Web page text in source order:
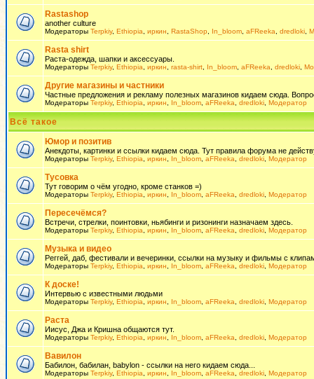
Rastashop
another culture
Модераторы Terpkiy, Ethiopia иркин RastaShop In_bloom aFReeka dredloki
Rasta shirt
Раста-одежда, шапки и аксессуары.
Модераторы Terpkiy, Ethiopia иркин rasta-shirt In_bloom aFReeka dredloki
Другие магазины и частники
Частные предложения и рекламу полезных магазинов кидаем сюда.
Модераторы Terpkiy, Ethiopia иркин In_bloom aFReeka dredloki Модератор
Всё такое
Юмор и позитив
Анекдоты, картинки и ссылки кидаем сюда. Тут правила форума не
Модераторы Terpkiy, Ethiopia иркин In_bloom aFReeka dredloki Модератор
Тусовка
Тут говорим о чём угодно, кроме станков =)
Модераторы Terpkiy, Ethiopia иркин In_bloom aFReeka dredloki Модератор
Пересечёмся?
Встречи, стрелки, поинтовки, ньябинги и ризонинги назначаем здесь.
Модераторы Terpkiy, Ethiopia иркин In_bloom aFReeka dredloki Модератор
Музыка и видео
Реггей, даб, фестивали и вечеринки, ссылки на музыку и фильмы с
Модераторы Terpkiy, Ethiopia иркин In_bloom aFReeka dredloki Модератор
К доске!
Интервью с известными людьми
Модераторы Terpkiy, Ethiopia иркин In_bloom aFReeka dredloki Модератор
Раста
Иисус, Джа и Кришна общаются тут.
Модераторы Terpkiy, Ethiopia иркин In_bloom aFReeka dredloki Модератор
Вавилон
Бабилон, бабилан, babylon - ссылки на него кидаем сюда...
Модераторы Terpkiy, Ethiopia иркин In_bloom aFReeka dredloki Модератор